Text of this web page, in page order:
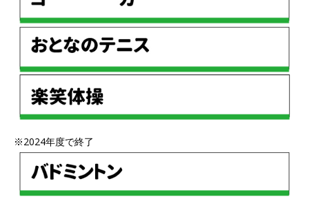
※2024年度で終了